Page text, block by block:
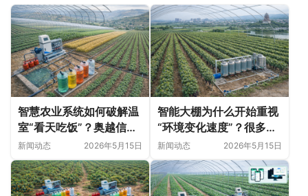
智慧农业系统如何破解温
室“看天吃饭”？奥越信科
技深耕甘肃日光温室的精
细化落地实践
新闻动态 2026年5月15日
智能大棚为什么开始重视
“环境变化速度”？很多农
业问题并非突然出现
新闻动态 2026年5月15日